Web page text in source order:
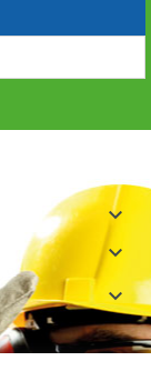


